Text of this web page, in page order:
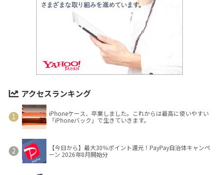
アクセスランキング
iPhoneケース、卒業しました。これからは最高に使いやすい
「iPhoneバック」で生きていきます。
【今日から】最大30％ポイント還元！PayPay自治体キャンペ
ーン 2026年8月開始分